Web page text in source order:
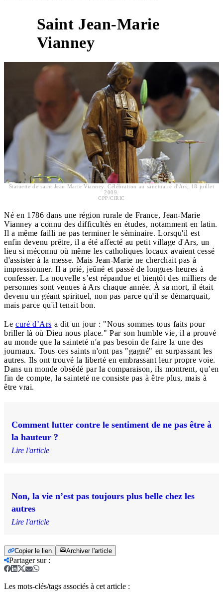
Saint Jean-Marie
Vianney
Statuette de saint Jean Marie Vianney. Célébration au sanctuaire d'Ars, 18 juillet
2009.
CPP/CIRIC
Né en 1786 dans une région rurale de France, Jean-Marie
Vianney a connu des difficultés en études, notamment en latin.
Il a même failli ne pas terminer le séminaire. Lorsqu'il est
enfin devenu prêtre, il a été affecté au petit village d'Ars, un
lieu si méconnu où même les catholiques locaux avaient cessé
d'assister à la messe. Mais Jean-Marie ne cherchait pas à
impressionner. Il a prié, jeûné et passé de longues heures à
confesser. La nouvelle s’est répandue et bientôt des milliers de
personnes sont venues à Ars chaque année. À sa mort, il était
devenu un géant spirituel, non pas parce qu'il se démarquait,
mais parce qu'il tenait bon.
Le curé d’Ars a dit un jour : "Nous sommes tous faits pour
briller là où Dieu nous place." Par son humble vie, il a prouvé
au monde que la sainteté n'a pas besoin de faire la une des
journaux. Tous ces saints n'ont pas "gagné" en surpassant les
autres. Ils ont trouvé la liberté en embrassant leur propre voie.
Dans un monde obsédé par la comparaison, ils montrent, qu’en
fin de compte, la sainteté ne consiste pas à être plus, mais à
être vrai.
Comment lutter contre le sentiment de ne pas être à
la hauteur ?
Lire l'article
Non, la vie n’est pas toujours plus belle chez les
autres
Lire l'article
Copier le lien Archiver l'article
Partager sur:
Les mots-clés/tags associés à cet article :